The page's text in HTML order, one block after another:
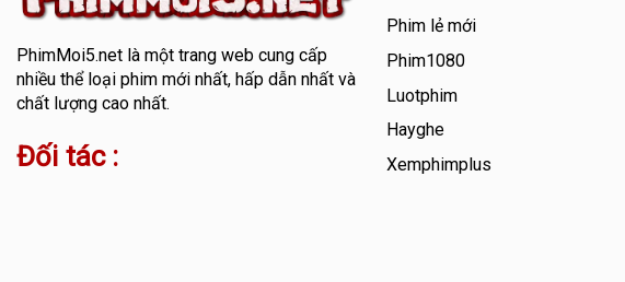
PhimMoi5.netlà một trang web cung cấp
nhiều thể loại phim mới nhất, hấp dẫn nhất và
chất lượng cao nhất.
Đối tác :
Phim lẻ mới
Phim1080
Luotphim
Hayghe
Xemphimplus